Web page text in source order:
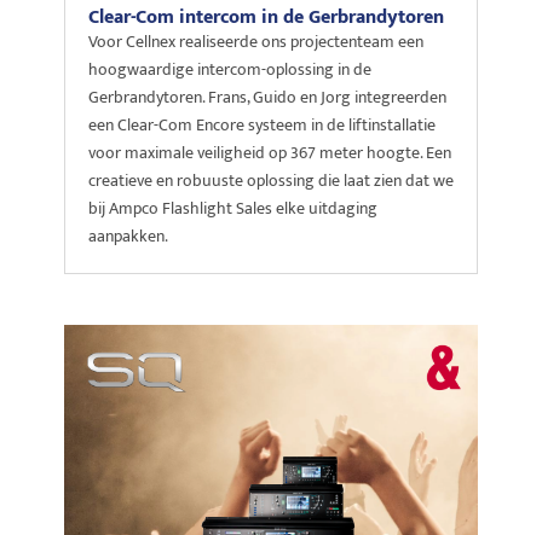
Clear-Com intercom in de Gerbrandytoren
Voor Cellnex realiseerde ons projectenteam een
hoogwaardige intercom-oplossing in de
Gerbrandytoren. Frans, Guido en Jorg integreerden
een Clear-Com Encore systeem in de liftinstallatie
voor maximale veiligheid op 367 meter hoogte. Een
creatieve en robuuste oplossing die laat zien dat we
bij Ampco Flashlight Sales elke uitdaging
aanpakken.